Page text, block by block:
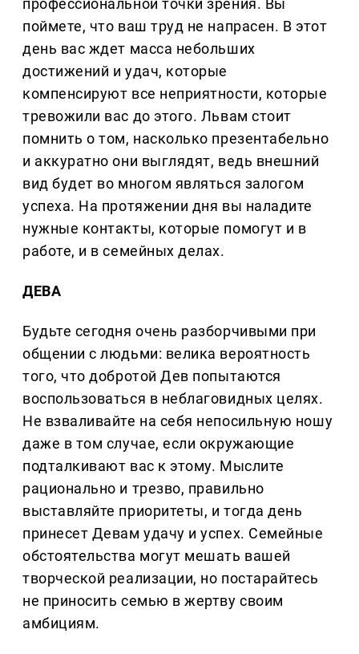
профессиональной точки зрения. Вы
поймете, что ваш труд не напрасен. В этот
день вас ждет масса небольших
достижений и удач, которые
компенсируют все неприятности, которые
тревожили вас до этого. Львам стоит
помнить о том, насколько презентабельно
и аккуратно они выглядят, ведь внешний
вид будет во многом являться залогом
успеха. На протяжении дня вы наладите
нужные контакты, которые помогут и в
работе, и в семейных делах.
ДЕВА
Будьте сегодня очень разборчивыми при
общении с людьми: велика вероятность
того, что добротой Дев попытаются
воспользоваться в неблаговидных целях.
Не взваливайте на себя непосильную ношу
даже в том случае, если окружающие
подталкивают вас к этому. Мыслите
рационально и трезво, правильно
выставляйте приоритеты, и тогда день
принесет Девам удачу и успех. Семейные
обстоятельства могут мешать вашей
творческой реализации, но постарайтесь
не приносить семью в жертву своим
амбициям.